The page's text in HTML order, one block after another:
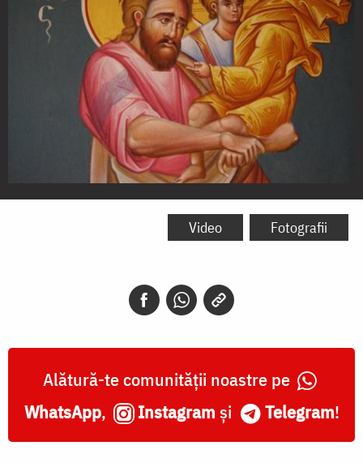
Sfântul
Video Fotografii
Alătură-te comunității noastre pe
WhatsApp, Instagram și Telegram!